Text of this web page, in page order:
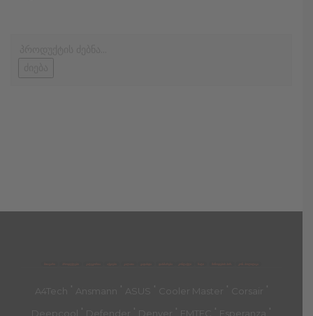
მთავარი კალათა
A4Tech ' Ansmann ' ASUS ' Cooler Master ' Corsair '
Deepcool Defender Denver EMTEC Esperanza